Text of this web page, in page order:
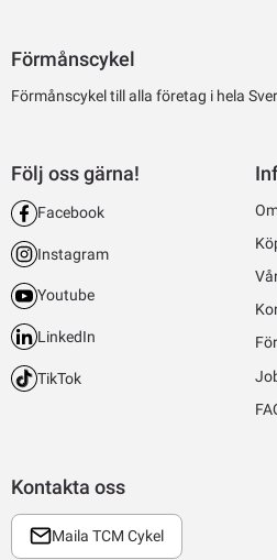
Förmånscykel
Förmånscykel till alla företag i hela
Kontakta oss
Maila TCM Cykel
Följ oss gärna!
Facebook
Instagram
Youtube
LinkedIn
TikTok